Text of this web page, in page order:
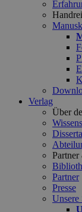
Verlag
Über
Partner
Presse